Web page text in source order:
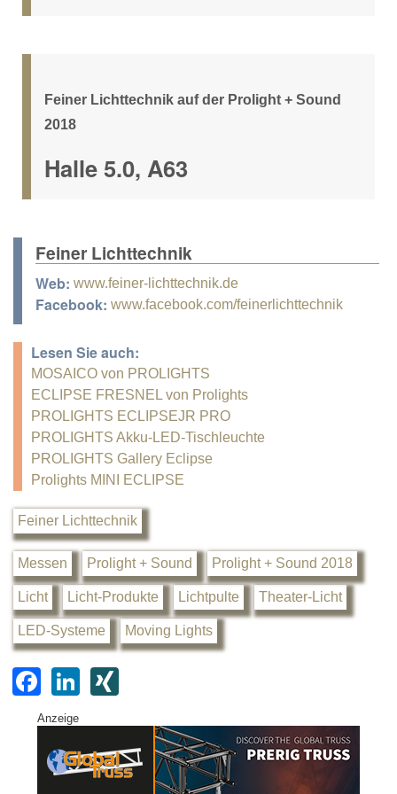
Feiner Lichttechnik auf der Prolight + Sound
2018
Halle 5.0, A63
Feiner Lichttechnik
Web: www.feiner-lichttechnik.de
Facebook: www.facebook.com/feinerlichttechnik
Lesen Sie auch:
MOSAICO von PROLIGHTS
ECLIPSE FRESNEL von Prolights
PROLIGHTS ECLIPSEJR PRO
PROLIGHTS Akku-LED-Tischleuchte
PROLIGHTS Gallery Eclipse
Prolights MINI ECLIPSE
Feiner Lichttechnik
Messen Prolight + Sound Prolight + Sound 2018
Licht Licht-Produkte Lichtpulte Theater-Licht
LED-Systeme Moving Lights
F
a
c
e
Li
k
e
G
Anzeige